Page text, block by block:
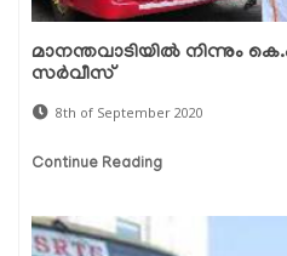
മാനന്തവാടിയില്‍ നിന്നും
സര്‍വീസ്
8th of September 2020
Continue Reading